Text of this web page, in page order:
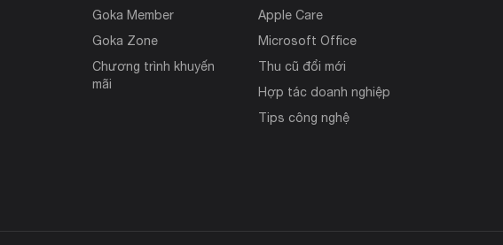
Goka Member
Goka Zone
Chương trình khuyến
mãi
Apple Care
Microsoft Office
Thu cũ đổi mới
Hợp tác doanh nghiệp
Tips công nghệ